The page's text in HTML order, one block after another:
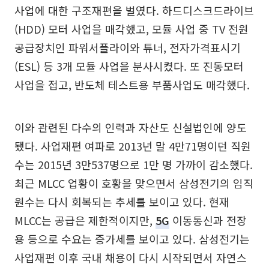
사업에 대한 구조재편을 벌였다. 하드디스크드라이브
(HDD) 모터 사업을 매각했고, 모듈 사업 중 TV 전원
공급장치인 파워서플라이와 튜너, 전자가격표시기
(ESL) 등 3개 모듈 사업을 분사시켰다. 또 진동모터
사업을 접고, 반도체 테스트용 부품사업도 매각했다.
이와 관련된 다수의 인력과 자산도 신설법인에 양도
됐다. 사업재편 여파로 2013년 말 4만71명이던 직원
수는 2015년 3만537명으로 1만 명 가까이 감소했다.
최근 MLCC 업황이 호황을 맞으면서 삼성전기의 임직
원수는 다시 회복되는 추세를 보이고 있다. 현재
MLCC는 공급은 제한적이지만, 5G 이동통신과 전장
용 등으로 수요는 증가세를 보이고 있다. 삼성전기는
사업재편 이후 국내 채용이 다시 시작되면서 자연스